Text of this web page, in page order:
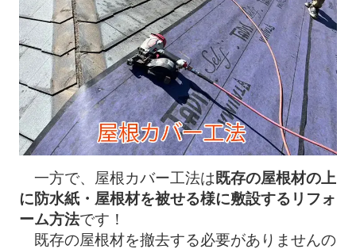
一方で、屋根カバー工法は既存の屋根材の上
に防水紙・屋根材を被せる様に敷設するリフォ
ーム方法です！
既存の屋根材を撤去する必要がありませんの